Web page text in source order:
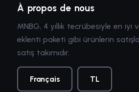
À propos de nous
MNBG, 4 yıllık tecrübesiyle en iyi
eklenti paketi gibi ürünlerin
satış takımıdır.
Français TL